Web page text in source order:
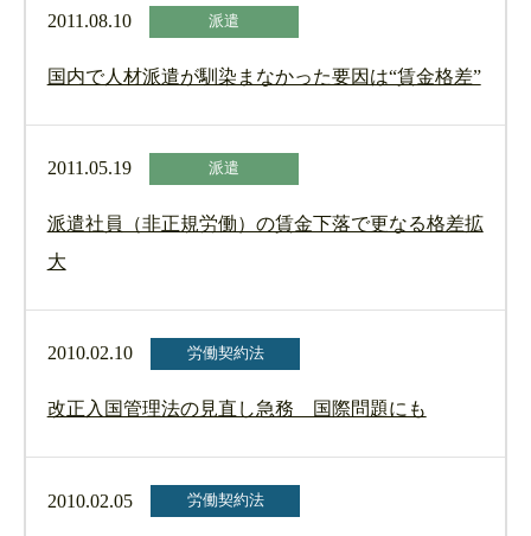
2011.08.10 派遣
国内で人材派遣が馴染まなかった要因は“賃金格差”
2011.05.19 派遣
派遣社員（非正規労働）の賃金下落で更なる格差拡
大
2010.02.10 労働契約法
改正入国管理法の見直し急務 国際問題にも
2010.02.05 労働契約法